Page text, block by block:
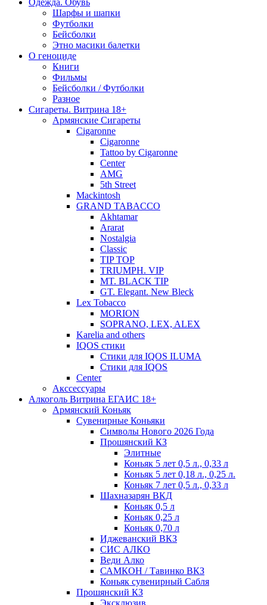
Одежда. Обувь
Шарфы и шапки
Футболки
Бейсболки
Этно масики балетки
О геноциде
Книги
Фильмы
Бейсболки / Футболки
Разное
Сигареты. Витрина 18+
Армянские Сигареты
Cigaronne
Cigaronne
Tattoo by Cigaronne
Center
AMG
5th Street
Mackintosh
GRAND TABACCO
Akhtamar
Ararat
Nostalgia
Classic
TIP TOP
TRIUMPH. VIP
MT. BLACK TIP
GT. Elegant. New Bleck
Lex Tobacco
MORION
SOPRANO, LEX, ALEX
Karelia and others
IQOS стики
Стики для IQOS ILUMA
Стики для IQOS
Сenter
Акссессуары
Алкоголь Витрина ЕГАИС 18+
Армянский Коньяк
Сувенирные Коньяки
Символы Нового 2026 Года
Прошянский КЗ
Элитные
Коньяк 5 лет 0,5 л., 0,33 л
Коньяк 5 лет 0,18 л., 0,25 л.
Коньяк 7 лет 0,5 л., 0,33 л
Шахназарян ВКД
Коньяк 0,5 л
Коньяк 0,25 л
Коньяк 0,70 л
Иджеванский ВКЗ
СИС АЛКО
Веди Алко
САМКОН / Тавинко ВКЗ
Коньяк сувенирный Сабля
Прошянский КЗ
Эксклюзив